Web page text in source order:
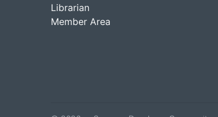
Librarian
Member Area